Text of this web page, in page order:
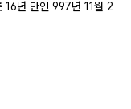
16년 만인 997년 11월 2